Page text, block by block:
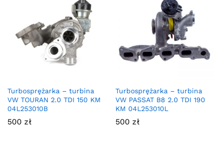
Turbosprężarka – turbina
VW TOURAN 2.0 TDI 150 KM
04L253010B
500 zł
Turbosprężarka – turbina
VW PASSAT B8 2.0 TDI 190
KM 04L253010L
500 zł